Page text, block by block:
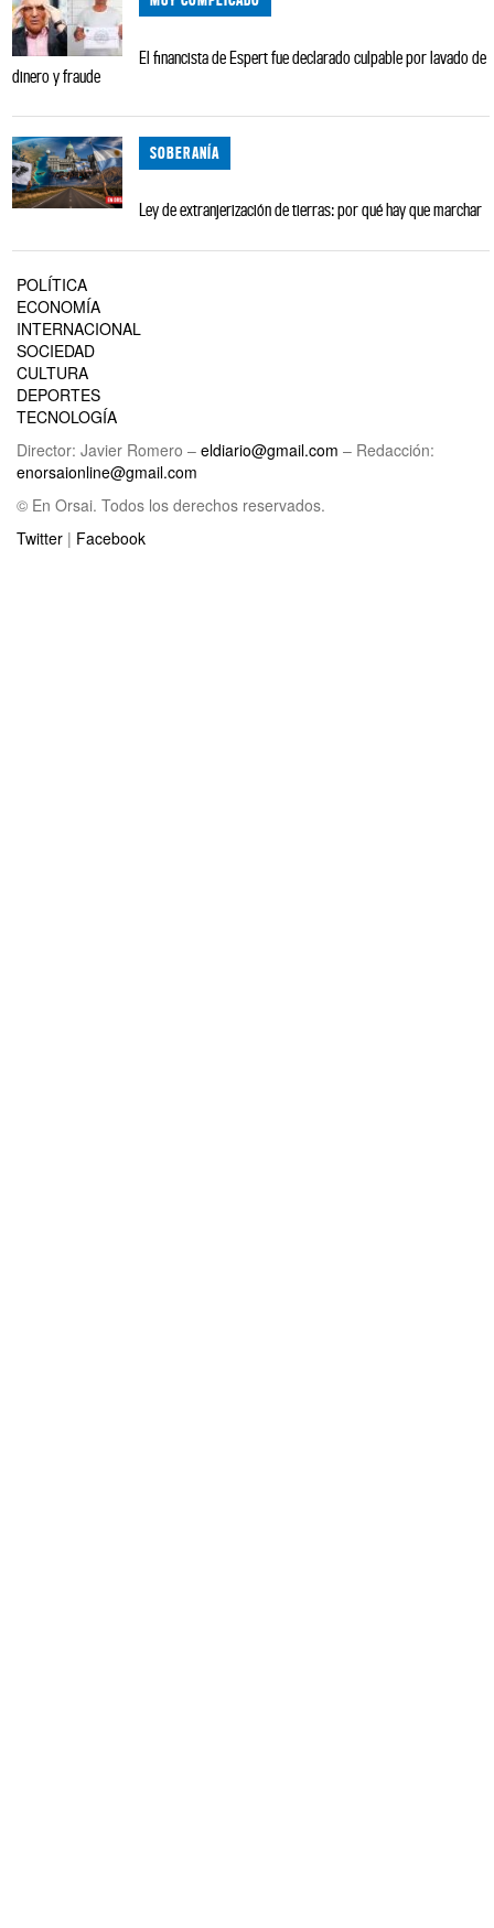
El financista de Espert fue declarado culpable por lavado de
dinero y fraude
SOBERANÍA
Ley de extranjerización de tierras: por qué hay que marchar
POLÍTICA
ECONOMÍA
INTERNACIONAL
SOCIEDAD
CULTURA
DEPORTES
TECNOLOGÍA
Director: Javier Romero – eldiario@gmail.com – Redacción:
enorsaionline@gmail.com
© En Orsai. Todos los derechos reservados.
Twitter | Facebook